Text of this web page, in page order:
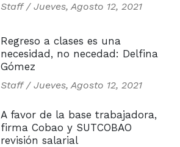
Staff / Jueves, Agosto 12, 2021
Regreso a clases es una
necesidad, no necedad: Delfina
Gómez
Staff / Jueves, Agosto 12, 2021
A favor de la base trabajadora,
firma Cobao y SUTCOBAO
revisión salarial